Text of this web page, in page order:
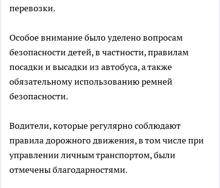
перевозки.
Особое внимание было уделено вопросам
безопасности детей, в частности, правилам
посадки и высадки из автобуса, а также
обязательному использованию ремней
безопасности.
Водители, которые регулярно соблюдают
правила дорожного движения, в том числе при
управлении личным транспортом, были
отмечены благодарностями.